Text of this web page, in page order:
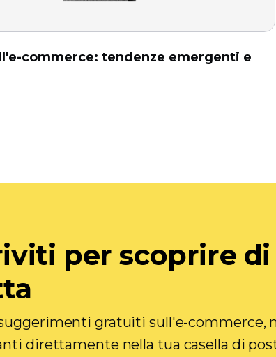
commerce: tendenze emergenti e
per scoprire di
gratuiti sull'e-commerce,
direttamente nella tua casella di